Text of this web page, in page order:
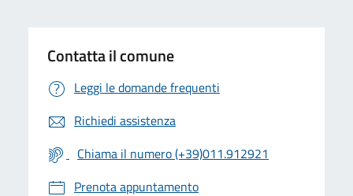
Contatta il comune
Leggi le domande frequenti
Richiedi assistenza
Chiama il numero (+39)011.912921
Prenota appuntamento